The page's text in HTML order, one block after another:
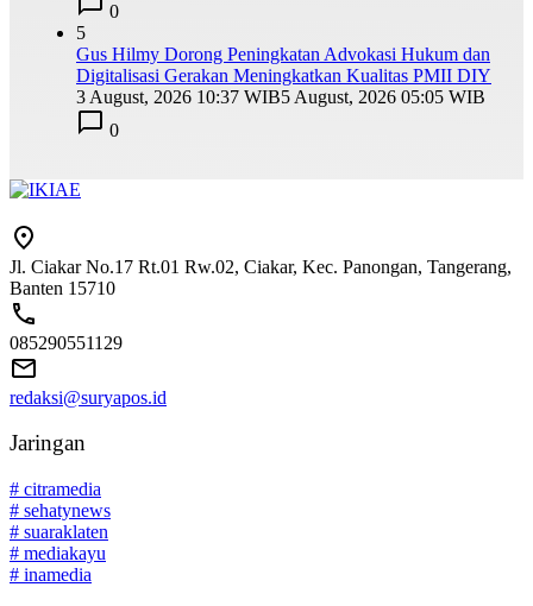
0
5
Gus Hilmy Dorong Peningkatan Advokasi Hukum dan
Digitalisasi Gerakan Meningkatkan Kualitas PMII DIY
3 August, 2026 10:37 WIB5 August, 2026 05:05 WIB
0
Jl. Ciakar No.17 Rt.01 Rw.02, Ciakar, Kec. Panongan, Tangerang,
Banten 15710
085290551129
redaksi@suryapos.id
Jaringan
# citramedia
# sehatynews
# suaraklaten
# mediakayu
# inamedia